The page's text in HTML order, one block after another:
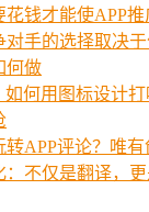
花钱才能使APP
对手的选择取决
何做
何用图标设计打
APP评论？唯有
：不仅是翻译，